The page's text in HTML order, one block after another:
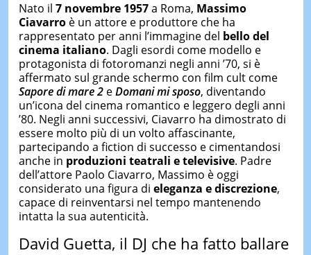
Nato il 7 novembre 1957a Roma, Massimo
Ciavarroè un attore e produttore che ha
rappresentato per anni l’immagine del bello del
cinema italiano. Dagli esordi come modello e
protagonista di fotoromanzi negli anni ’70, si è
affermato sul grande schermo con film cult come
Sapore di mare 2eDomani mi sposo, diventando
un’icona del cinema romantico e leggero degli anni
’80. Negli anni successivi, Ciavarro ha dimostrato di
essere molto più di un volto affascinante,
partecipando a fiction di successo e cimentandosi
anche in produzioni teatrali e televisive. Padre
dell’attore Paolo Ciavarro, Massimo è oggi
considerato una figura di eleganza e discrezione,
capace di reinventarsi nel tempo mantenendo
intatta la sua autenticità.
David Guetta, il DJ che ha fatto ballare